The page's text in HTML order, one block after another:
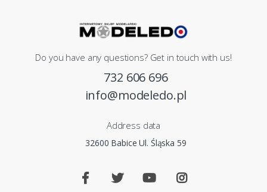
Do you have any questions? Get in touch with us!
732 606 696
info@modeledo.pl
Address data
32600 Babice Ul. Śląska 59